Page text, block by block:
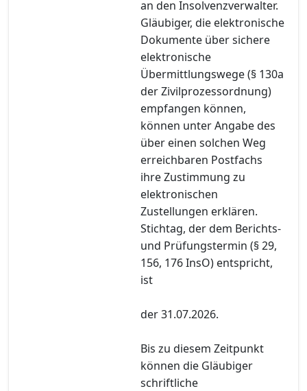
an den Insolvenzverwalter.
Gläubiger, die elektronische
Dokumente über sichere
elektronische
Übermittlungswege (§ 130a
der Zivilprozessordnung)
empfangen können,
können unter Angabe des
über einen solchen Weg
erreichbaren Postfachs
ihre Zustimmung zu
elektronischen
Zustellungen erklären.
Stichtag, der dem Berichts-
und Prüfungstermin (§ 29,
156, 176 InsO) entspricht,
ist
der 31.07.2026.
Bis zu diesem Zeitpunkt
können die Gläubiger
schriftliche